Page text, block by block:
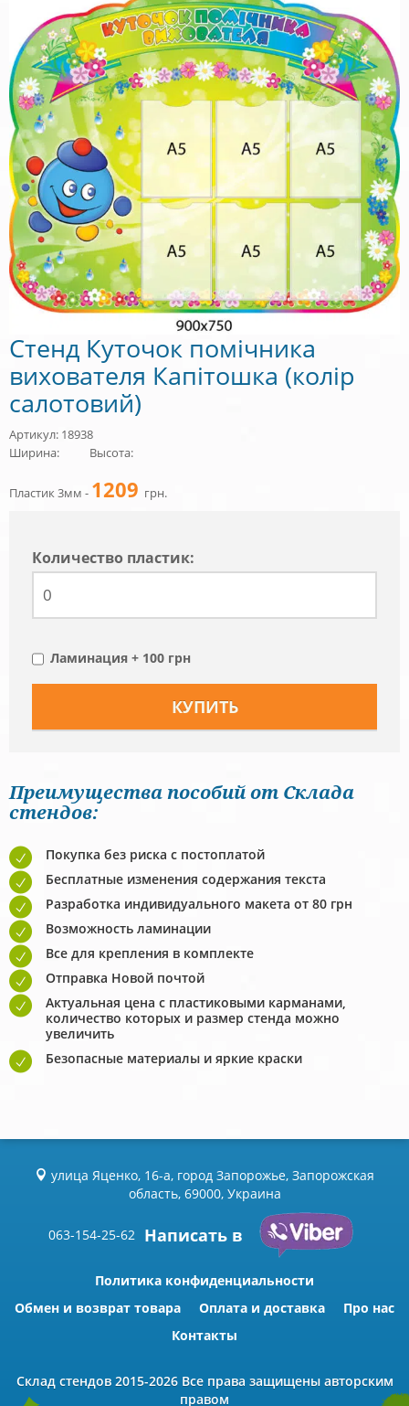
Стенд Куточок помічника
вихователя Капітошка (колір
салотовий)
Артикул: 18938
Ширина:
Высота:
Пластик 3мм - 1209 грн.
Количество пластик:
Ламинация + 100 грн
Преимущества пособий от Склада
стендов:
Покупка без риска с постоплатой
Бесплатные изменения содержания текста
Разработка индивидуального макета от 80 грн
Возможность ламинации
Все для крепления в комплекте
Отправка Новой почтой
Актуальная цена с пластиковыми карманами,
количество которых и размер стенда можно
увеличить
Безопасные материалы и яркие краски
улица Яценко, 16-а, город Запорожье, Запорожская
область, 69000, Украина
063-154-25-62 Написать в
Политика конфиденциальности
Обмен и возврат товара
Оплата и доставка
Про нас
Контакты
Склад стендов2015-2026 Всe права защищены авторским
правом